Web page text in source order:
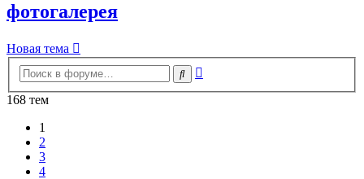
фотогалерея
Новая тема
Поиск
168 тем
1
2
3
4